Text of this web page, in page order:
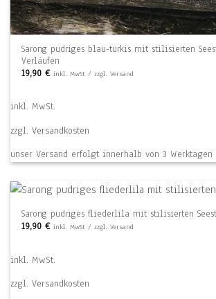
Sarong pudriges blau-türkis mit stilisierten
Verläufen
19,90€ inkl. MwSt / zzgl. Versand
inkl. MwSt.
zzgl. Versandkosten
unser Versand erfolgt innerhalb von 3 Werktagen
Sarong pudriges fliederlila mit stilisierten
19,90€ inkl. MwSt / zzgl. Versand
inkl. MwSt.
zzgl. Versandkosten